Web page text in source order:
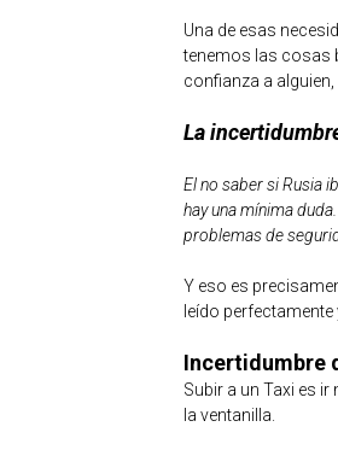
Una de esas
tenemos las cosas
confianza a
La
El no saber si Rusia
hay una mínima
problemas de
Y eso es
leído
Incertidumbre
Subir a un Taxi es
la ventanilla.